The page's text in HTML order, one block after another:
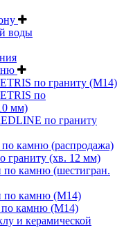
воды
по граниту (М14)
по
мм)
по граниту
камню (распродажа)
граниту (хв. 12 мм)
камню (шестигран.
по камню (M14)
камню (M14)
и керамической